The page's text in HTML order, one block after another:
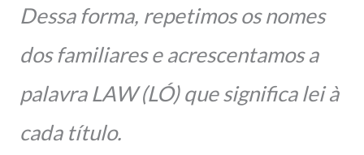
Dessa forma, repetimos os nomes
dos familiares e acrescentamos a
palavra LAW (LÓ) que significa lei à
cada título.